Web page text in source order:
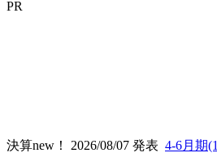
PR
決算new！ 2026/08/07 発表 4-6月期